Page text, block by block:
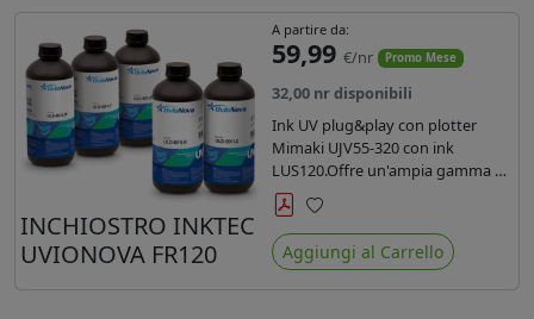
INCHIOSTRO INKTEC
UVIONOVA FR120
A partire da:
59,99 €/nr Promo Mese
32,00 nr disponibili
Ink UV plug&play con plotter
Mimaki UJV55-320 con ink
LUS120.Offre un'ampia gamma di
colori,una maggiore densità e un
minore ingiallimento rispetto agli
ink Mimaki LUS-120
Preferiti
Aggiungi al Carrello